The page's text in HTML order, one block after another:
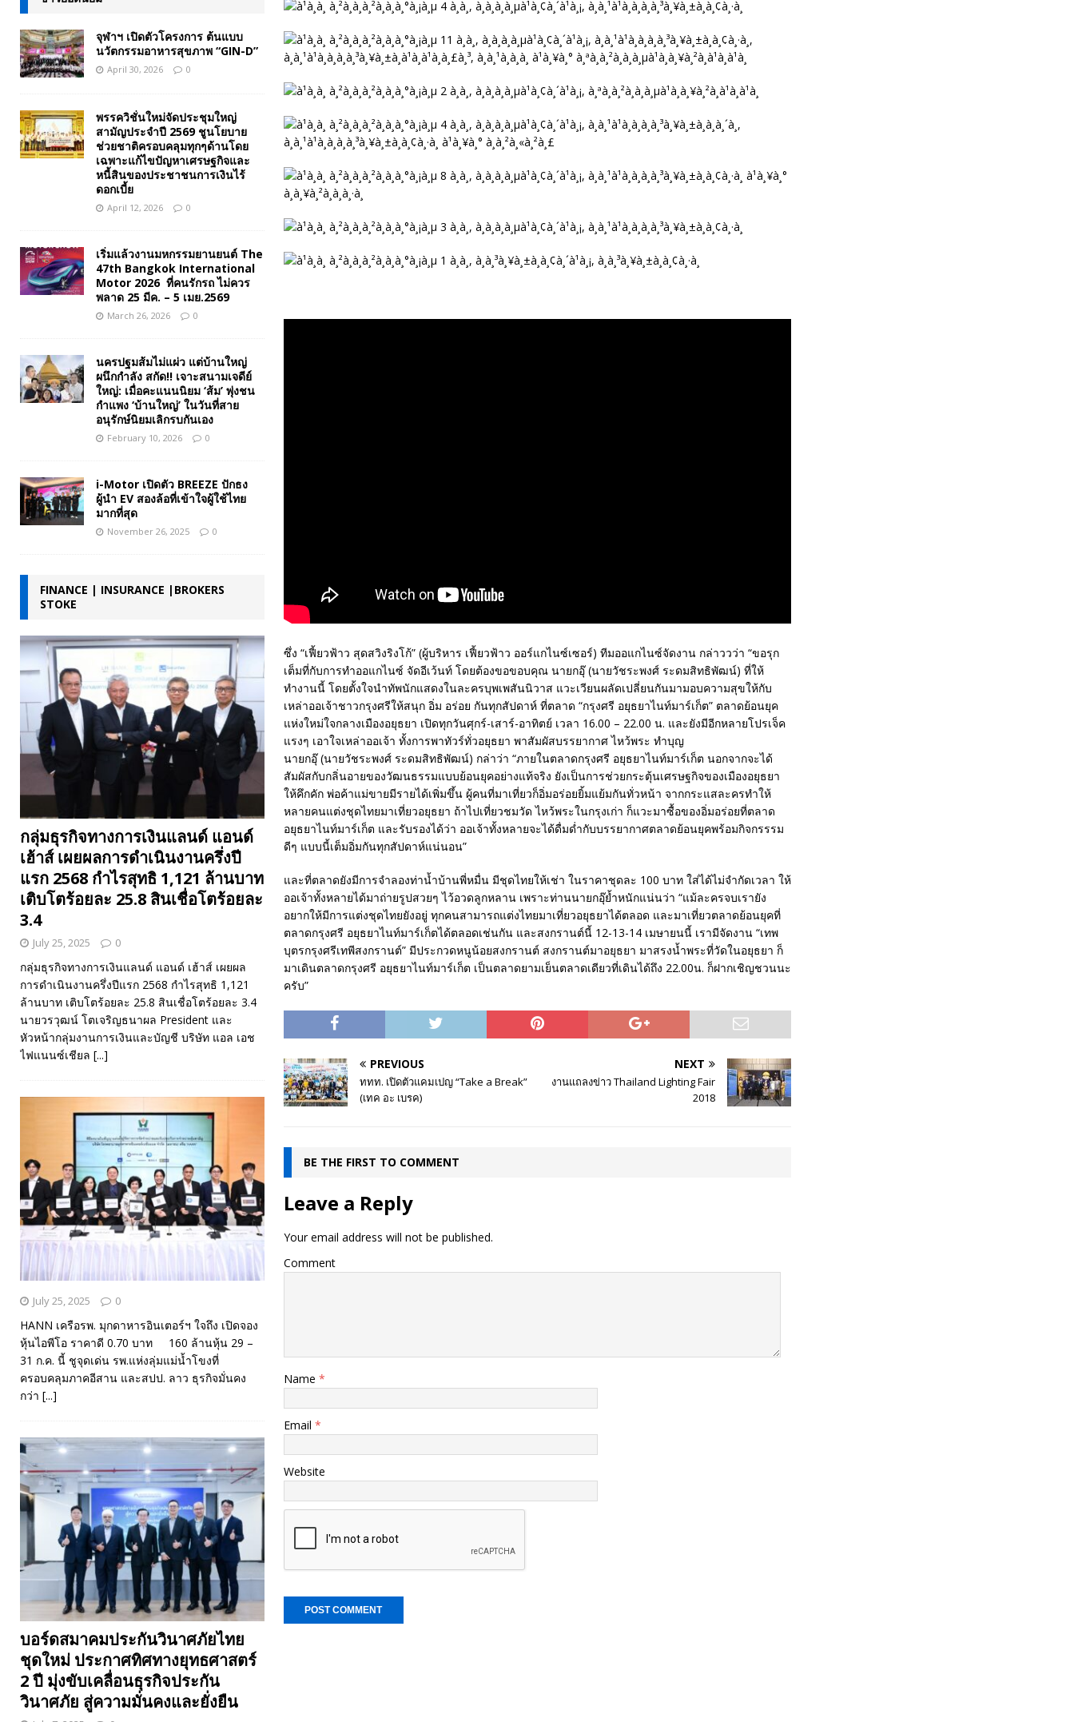
ซึ่ง “เฟี้ยวฟ้าว สุดสวิงริงโก้” (ผู้บริหาร เฟี้ยวฟ้าว ออร์แกไนซ์เซอร์) ทีมออแกไนซ์จัดงาน กล่าววว่า “ขอรุก
เต็มที่กับการทำออแกไนซ์ จัดอีเว้นท์ โดยต้องขอขอบคุณ นายกอุ๊ (นายวัชระพงศ์ ระดมสิทธิพัฒน์) ที่ให้
ทำงานนี้ โดยตั้งใจนำทัพนักแสดงในละครบุพเพสันนิวาส แวะเวียนผลัดเปลี่ยนกันมามอบความสุขให้กับ
เหล่าออเจ้าชาวกรุงศรีให้สนุก อิ่ม อร่อย กันทุกสัปดาห์ ที่ตลาด “กรุงศรี อยุธยาไนท์มาร์เก็ต” ตลาดย้อนยุค
แห่งใหม่ใจกลางเมืองอยุธยา เปิดทุกวันศุกร์-เสาร์-อาทิตย์ เวลา 16.00 – 22.00 น. และยังมีอีกหลายโปรเจ็ค
แรงๆ เอาใจเหล่าออเจ้า ทั้งการพาทัวร์ทั่วอยุธยา พาสัมผัสบรรยากาศ ไหว้พระ ทำบุญ
นายกอุ๊ (นายวัชระพงศ์ ระดมสิทธิพัฒน์) กล่าว่า “ภายในตลาดกรุงศรี อยุธยาไนท์มาร์เก็ต นอกจากจะได้
สัมผัสกับกลิ่นอายของวัฒนธรรมแบบย้อนยุคอย่างแท้จริง ยังเป็นการช่วยกระตุ้นเศรษฐกิจของเมืองอยุธยา
ให้คึกคัก พ่อค้าแม่ขายมีรายได้เพิ่มขึ้น ผู้คนที่มาเที่ยวก็อิ่มอร่อยยิ้มแย้มกันทั่วหน้า จากกระแสละครทำให้
หลายคนแต่งชุดไทยมาเที่ยวอยุธยา ถ้าไปเที่ยวชมวัด ไหว้พระในกรุงเก่า ก็แวะมาซื้อของอิ่มอร่อยที่ตลาด
อยุธยาไนท์มาร์เก็ต และรับรองได้ว่า ออเจ้าทั้งหลายจะได้ดื่มด่ำกับบรรยากาศตลาดย้อนยุคพร้อมกิจกรรรม
ดีๆ แบบนี้เต็มอิ่มกันทุกสัปดาห์แน่นอน”
และที่ตลาดยังมีการจำลองท่าน้ำบ้านพี่หมื่น มีชุดไทยให้เช่า ในราคาชุดละ 100 บาท ใส่ได้ไม่จำกัดเวลา ให้
ออเจ้าทั้งหลายได้มาถ่ายรูปสวยๆ ไว้อวดลูกหลาน เพราะท่านนายกอุ๊ย้ำหนักแน่นว่า “แม้ละครจบเรายัง
อยากให้มีการแต่งชุดไทยยังอยู่ ทุกคนสามารถแต่งไทยมาเที่ยวอยุธยาได้ตลอด และมาเที่ยวตลาดย้อนยุคที่
ตลาดกรุงศรี อยุธยาไนท์มาร์เก็ตได้ตลอดเช่นกัน และสงกรานต์นี้ 12-13-14 เมษายนนี้ เรามีจัดงาน “เทพ
บุตรกรุงศรีเทพีสงกรานต์” มีประกวดหนูน้อยสงกรานต์ สงกรานต์มาอยุธยา มาสรงน้ำพระที่วัดในอยุธยา ก็
มาเดินตลาดกรุงศรี อยุธยาไนท์มาร์เก็ต เป็นตลาดยามเย็นตลาดเดียวที่เดินได้ถึง 22.00น. ก็ฝากเชิญชวนนะ
ครับ”
PREVIOUS
ททท. เปิดตัวแคมเปญ “Take a Break”
(เทค อะ เบรค)
NEXT
งานแถลงข่าว Thailand Lighting Fair
2018
BE THE FIRST TO COMMENT
Leave a Reply
Your email address will not be published.
Comment
Name *
Email *
Website
จุฬาฯ เปิดตัวโครงการ ต้นแบบ
นวัตกรรมอาหารสุขภาพ “GIN-D”
April 30, 2026 0
พรรควิชั่นใหม่จัดประชุมใหญ่
สามัญประจำปี 2569 ชูนโยบาย
ช่วยชาติครอบคลุมทุกๆด้านโดย
เฉพาะแก้ไขปัญหาเศรษฐกิจและ
หนี้สินของประชาชนการเงินไร้
ดอกเบี้ย
April 12, 2026 0
เริ่มแล้วงานมหกรรมยานยนต์ The
47th Bangkok International
Motor 2026 ที่คนรักรถ ไม่ควร
พลาด 25 มีค. – 5 เมย.2569
March 26, 2026 0
นครปฐมส้มไม่แผ่ว แต่บ้านใหญ่
ผนึกกำลัง สกัด!! เจาะสนามเจดีย์
ใหญ่: เมื่อคะแนนนิยม ‘ส้ม’ พุ่งชน
กำแพง ‘บ้านใหญ่’ ในวันที่สาย
อนุรักษ์นิยมเลิกรบกันเอง
February 10, 2026 0
i-Motor เปิดตัว BREEZE ปักธง
ผู้นำ EV สองล้อที่เข้าใจผู้ใช้ไทย
มากที่สุด
November 26, 2025 0
FINANCE | INSURANCE |BROKERS
STOKE
กลุ่มธุรกิจทางการเงินแลนด์ แอนด์
เฮ้าส์ เผยผลการดำเนินงานครึ่งปี
แรก 2568 กำไรสุทธิ 1,121 ล้านบาท
เติบโตร้อยละ 25.8 สินเชื่อโตร้อยละ
3.4
July 25, 2025 0
กลุ่มธุรกิจทางการเงินแลนด์ แอนด์ เฮ้าส์ เผยผล
การดำเนินงานครึ่งปีแรก 2568 กำไรสุทธิ 1,121
ล้านบาท เติบโตร้อยละ 25.8 สินเชื่อโตร้อยละ 3.4
นายวรวุฒน์ โตเจริญธนาผล President และ
หัวหน้ากลุ่มงานการเงินและบัญชี บริษัท แอล เอช
ไฟแนนซ์เชียล [...]
July 25, 2025 0
HANN เครือรพ. มุกดาหารอินเตอร์ฯ ใจถึง เปิดจอง
หุ้นไอพีโอ ราคาดี 0.70 บาท 160 ล้านหุ้น 29 –
31 ก.ค. นี้ ชูจุดเด่น รพ.แห่งลุ่มแม่น้ำโขงที่
ครอบคลุมภาคอีสาน และสปป. ลาว ธุรกิจมั่นคง
กว่า [...]
บอร์ดสมาคมประกันวินาศภัยไทย
ชุดใหม่ ประกาศทิศทางยุทธศาสตร์
2 ปี มุ่งขับเคลื่อนธุรกิจประกัน
วินาศภัย สู่ความมั่นคงและยั่งยืน